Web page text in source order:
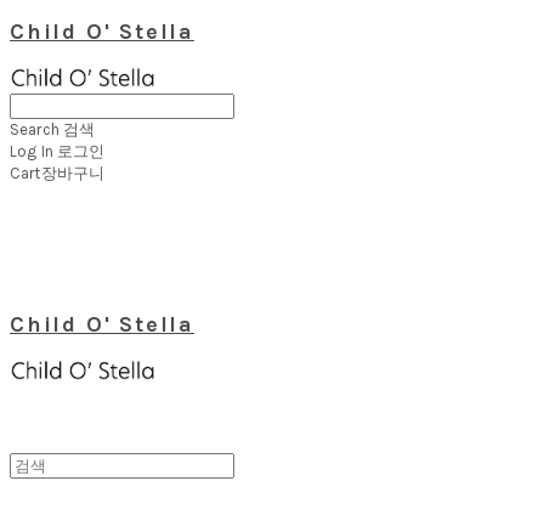
Child O' Stella
Search 검색
Log In 로그인
Cart장바구니
Child O' Stella